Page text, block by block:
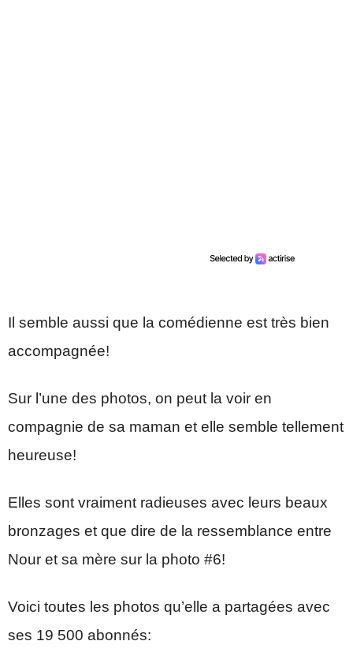
Il semble aussi que la comédienne est très bien
accompagnée!
Sur l’une des photos, on peut la voir en
compagnie de sa maman et elle semble tellement
heureuse!
Elles sont vraiment radieuses avec leurs beaux
bronzages et que dire de la ressemblance entre
Nour et sa mère sur la photo #6!
Voici toutes les photos qu’elle a partagées avec
ses 19 500 abonnés: